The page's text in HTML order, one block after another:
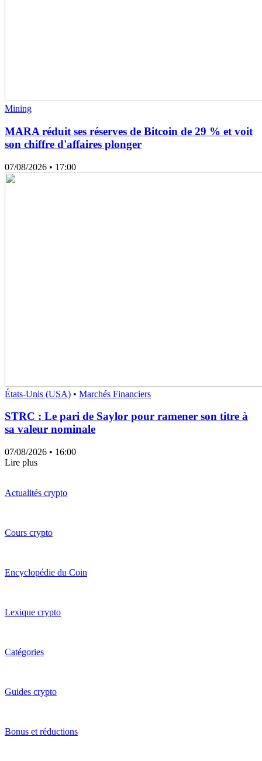
Mining
MARA réduit ses réserves de Bitcoin de 29 % et voit
son chiffre d'affaires plonger
07/08/2026 • 17:00
États-Unis (USA) • Marchés Financiers
STRC : Le pari de Saylor pour ramener son titre à
sa valeur nominale
07/08/2026 • 16:00
Lire plus
Actualités crypto
Cours crypto
Encyclopédie du Coin
Lexique crypto
Catégories
Guides crypto
Bonus et réductions